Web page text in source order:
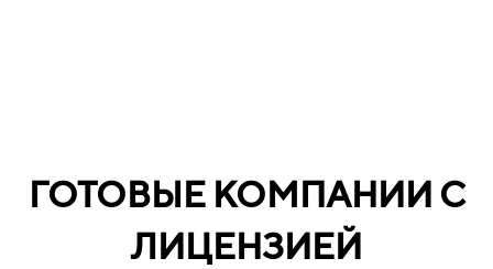
ГОТОВЫЕ КОМПАНИИ С
ЛИЦЕНЗИЕЙ